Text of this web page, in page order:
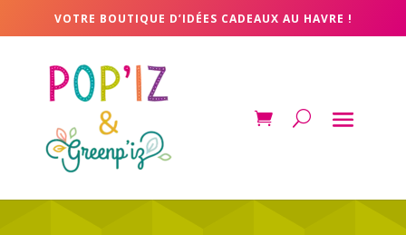
VOTRE BOUTIQUE D’IDÉES CADEAUX AU HAVRE !